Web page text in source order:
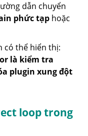
dẫn chuyển
phức tạp hoặc
có thể hiển thị:
là kiểm tra
plugin xung đột
loop trong